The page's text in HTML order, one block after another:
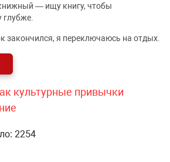
— ищу книгу, чтобы
глубже.
закончился, я переключаюсь на отдых.
культурные привычки
2254